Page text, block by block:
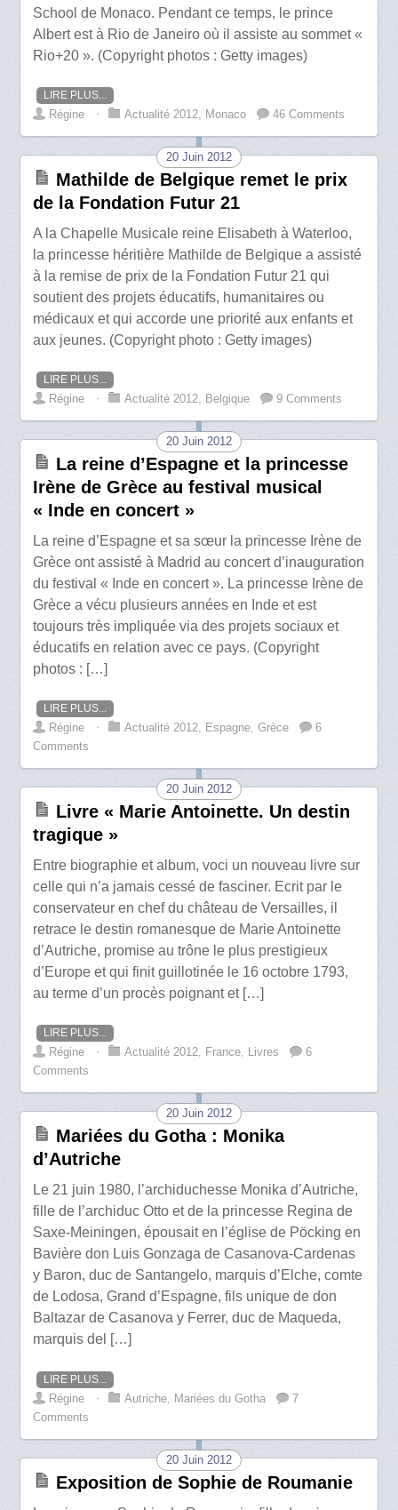
School de Monaco. Pendant ce temps, le prince
Albert est à Rio de Janeiro où il assiste au sommet «
Rio+20 ». (Copyright photos : Getty images)
LIRE PLUS...
Régine ⋅ Actualité 2012 Monaco 46 Comments
20 Juin 2012
Mathilde de Belgique remet le prix
de la Fondation Futur 21
A la Chapelle Musicale reine Elisabeth à Waterloo,
la princesse héritière Mathilde de Belgique a assisté
à la remise de prix de la Fondation Futur 21 qui
soutient des projets éducatifs, humanitaires ou
médicaux et qui accorde une priorité aux enfants et
aux jeunes. (Copyright photo : Getty images)
LIRE PLUS...
Régine ⋅ Actualité 2012 Belgique 9 Comments
20 Juin 2012
La reine d’Espagne et la princesse
Irène de Grèce au festival musical
« Inde en concert »
La reine d’Espagne et sa sœur la princesse Irène de
Grèce ont assisté à Madrid au concert d’inauguration
du festival « Inde en concert ». La princesse Irène de
Grèce a vécu plusieurs années en Inde et est
toujours très impliquée via des projets sociaux et
éducatifs en relation avec ce pays. (Copyright
photos : […]
LIRE PLUS...
Régine ⋅ Actualité 2012, Espagne,Grèce
6
Comments
20 Juin 2012
Livre « Marie Antoinette. Un destin
tragique »
Entre biographie et album, voci un nouveau livre sur
celle qui n’a jamais cessé de fasciner. Ecrit par le
conservateur en chef du château de Versailles, il
retrace le destin romanesque de Marie Antoinette
d’Autriche, promise au trône le plus prestigieux
d’Europe et qui finit guillotinée le 16 octobre 1793,
au terme d’un procès poignant et […]
LIRE PLUS...
Régine ⋅ Actualité 2012, France, Livres
6
Comments
20 Juin 2012
Mariées du Gotha : Monika
d’Autriche
Le 21 juin 1980, l’archiduchesse Monika d’Autriche,
fille de l’archiduc Otto et de la princesse Regina de
Saxe-Meiningen, épousait en l’église de Pöcking en
Bavière don Luis Gonzaga de Casanova-Cardenas
y Baron, duc de Santangelo, marquis d’Elche, comte
de Lodosa, Grand d’Espagne, fils unique de don
Baltazar de Casanova y Ferrer, duc de Maqueda,
marquis del […]
LIRE PLUS...
Régine ⋅ Autriche Mariées du Gotha
7
Comments
20 Juin 2012
Exposition de Sophie de Roumanie